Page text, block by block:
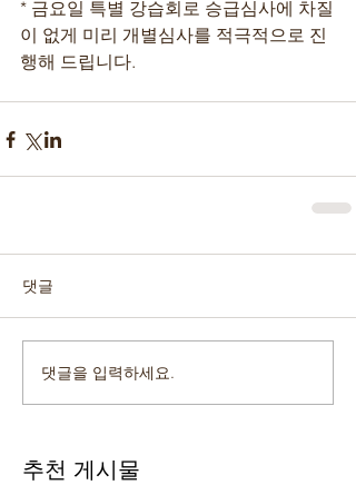
* 금요일 특별 강습회로 승급심사에 차질
이 없게 미리 개별심사를 적극적으로 진
행해 드립니다.
댓글
댓글을 입력하세요.
추천 게시물